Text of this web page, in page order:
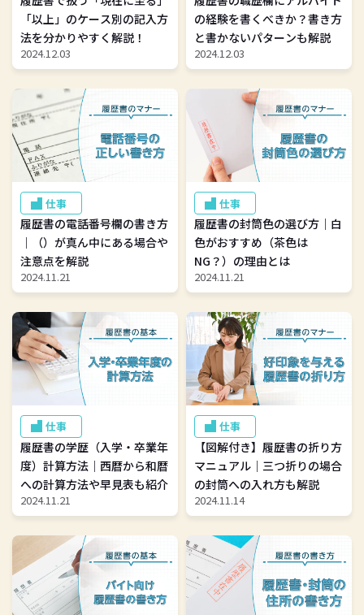
「以上」のケース別の記入方
法を分かりやすく解説！
2024.12.03
の経験を書くべきか？書き方
と書かないパターンも解説
2024.12.03
仕事
履歴書の電話番号欄の書き方
｜（）が真ん中にある場合や
注意点を解説
2024.11.21
仕事
履歴書の封筒色の選び方｜白
色がおすすめ（茶色は
NG？）の理由とは
2024.11.21
仕事
履歴書の学歴（入学・卒業年
度）計算方法｜西暦から和暦
への計算方法や早見表も紹介
2024.11.21
仕事
【図解付き】履歴書の折り方
マニュアル｜三つ折りの場合
の封筒への入れ方も解説
2024.11.14